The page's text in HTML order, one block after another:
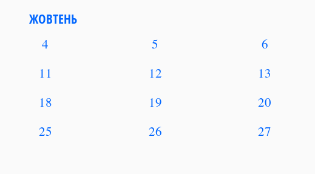
ЖОВТЕНЬ
4 5 6
11 12 13
18 19 20
25 26 27